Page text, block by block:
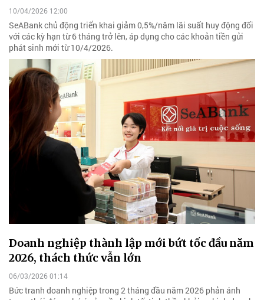
10/04/2026 12:00
SeABank chủ động triển khai giảm 0,5%/năm lãi suất huy động đối
với các kỳ hạn từ 6 tháng trở lên, áp dụng cho các khoản tiền gửi
phát sinh mới từ 10/4/2026.
Doanh nghiệp thành lập mới bứt tốc đầu năm
2026, thách thức vẫn lớn
06/03/2026 01:14
Bức tranh doanh nghiệp trong 2 tháng đầu năm 2026 phản ánh